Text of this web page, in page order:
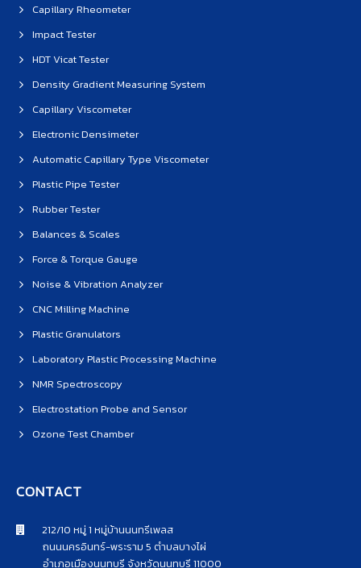
Capillary Rheometer
Impact Tester
HDT Vicat Tester
Density Gradient Measuring System
Capillary Viscometer
Electronic Densimeter
Automatic Capillary Type Viscometer
Plastic Pipe Tester
Rubber Tester
Balances & Scales
Force & Torque Gauge
Noise & Vibration Analyzer
CNC Milling Machine
Plastic Granulators
Laboratory Plastic Processing Machine
NMR Spectroscopy
Electrostation Probe and Sensor
Ozone Test Chamber
CONTACT
212/10 หมู่ 1 หมู่บ้านนนทรีเพลส
ถนนนครอินทร์-พระราม 5 ตำบลบางไผ่
อำเภอเมืองนนทบุรี จังหวัดนนทบุรี 11000